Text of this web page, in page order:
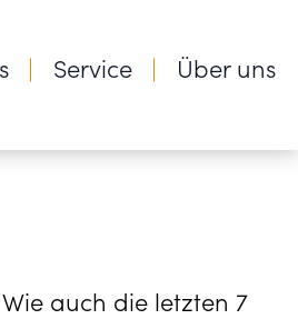
Service Über uns
auch die letzten 7